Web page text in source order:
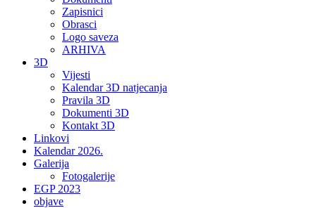
Zapisnici
Obrasci
Logo saveza
ARHIVA
3D
Vijesti
Kalendar 3D natjecanja
Pravila 3D
Dokumenti 3D
Kontakt 3D
Linkovi
Kalendar 2026.
Galerija
Fotogalerije
EGP 2023
objave